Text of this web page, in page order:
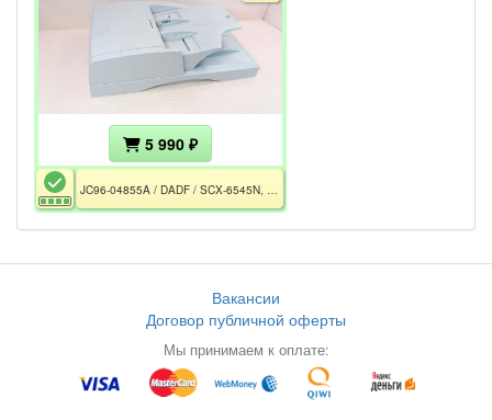
5 990 ₽
JC96-04855A / DADF / SCX-6545N, SCX-6555N, CLX-8385ND
Вакансии
Договор публичной оферты
Мы принимаем к оплате: